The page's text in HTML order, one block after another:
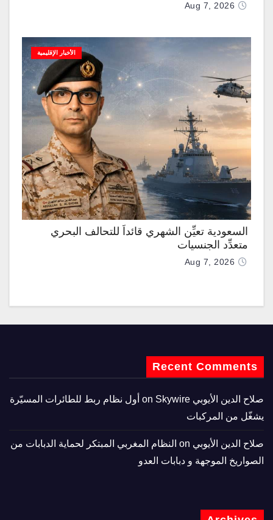
Aug 7, 2026
الأخبار الإقليمية
السعودية تعيِّن الشهري قائداً للتحالف البحري
متعدِّد الجنسيات
Aug 7, 2026
Recent Comments
صلاح الدين الأيوبي
Skywire أول نظام ربط للطائرات المسيّرة
يشغّل من المركبات
صلاح الدين الأيوبي
النظام المغربي المبتكر لحماية الدبابات من
الصواريخ الموجهة و دبابات العدو